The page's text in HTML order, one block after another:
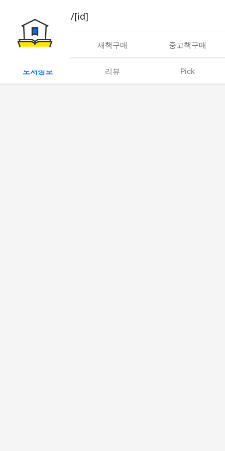
book/rent/[id]
대여 새책구매 중고책구매
도서정보 리뷰 Pick